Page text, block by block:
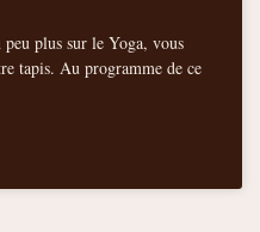
plus sur le Yoga, vous
tapis. Au programme de ce